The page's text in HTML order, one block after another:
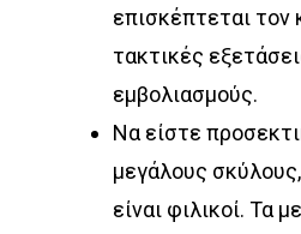
επισκέπτεται τον
τακτικές
εμβολιασμούς.
Να είστε
μεγάλους
είναι φιλικοί. Τα